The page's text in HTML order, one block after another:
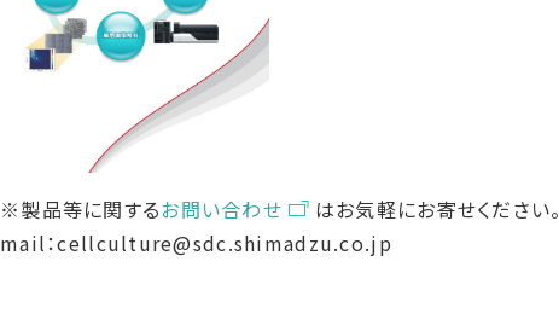
※製品等に関するお問い合わせ
はお気軽にお寄せください。
mail：cellculture@sdc.shimadzu.co.jp